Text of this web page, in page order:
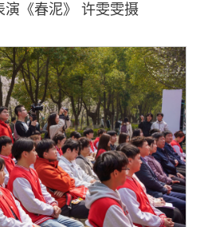
演《春泥》 许雯雯摄